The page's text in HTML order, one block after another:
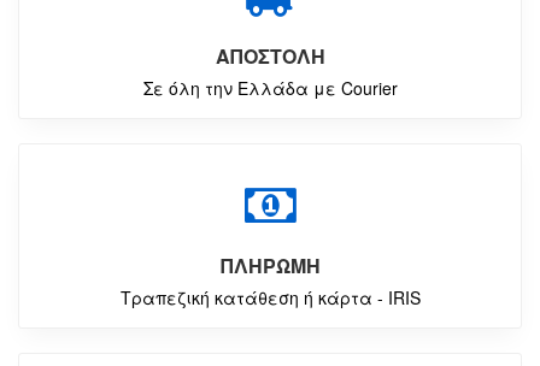
ΑΠΟΣΤΟΛΗ
Σε όλη την Ελλάδα με Courier
ΠΛΗΡΩΜΗ
Τραπεζική κατάθεση ή κάρτα - IRIS